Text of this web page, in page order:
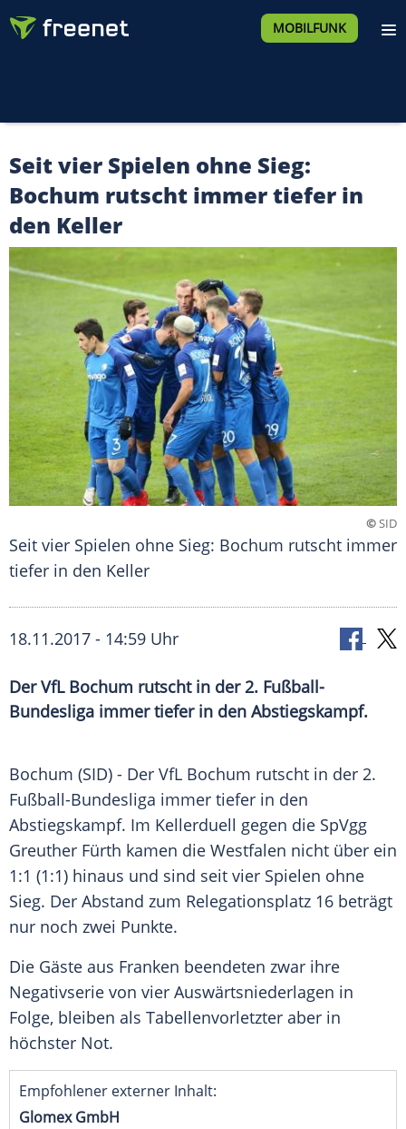
MOBILFUNK
Seit vier Spielen ohne Sieg:
Bochum rutscht immer tiefer in
den Keller
©SID
Seit vier Spielen ohne Sieg: Bochum rutscht immer
tiefer in den Keller
18.11.2017 - 14:59 Uhr
Der VfL Bochum rutscht in der 2. Fußball-
Bundesliga immer tiefer in den Abstiegskampf.
Bochum (SID) - Der VfL Bochum rutscht in der 2.
Fußball-Bundesliga immer tiefer in den
Abstiegskampf. Im Kellerduell gegen die SpVgg
Greuther Fürth kamen die Westfalen nicht über ein
1:1 (1:1) hinaus und sind seit vier Spielen ohne
Sieg. Der Abstand zum Relegationsplatz 16 beträgt
nur noch zwei Punkte.
Die Gäste aus Franken beendeten zwar ihre
Negativserie von vier Auswärtsniederlagen in
Folge, bleiben als Tabellenvorletzter aber in
höchster Not.
Empfohlener externer Inhalt:
Glomex GmbH